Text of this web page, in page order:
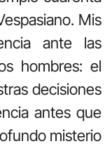
Mis
ante las
hombres: el
decisiones
antes que
misterio